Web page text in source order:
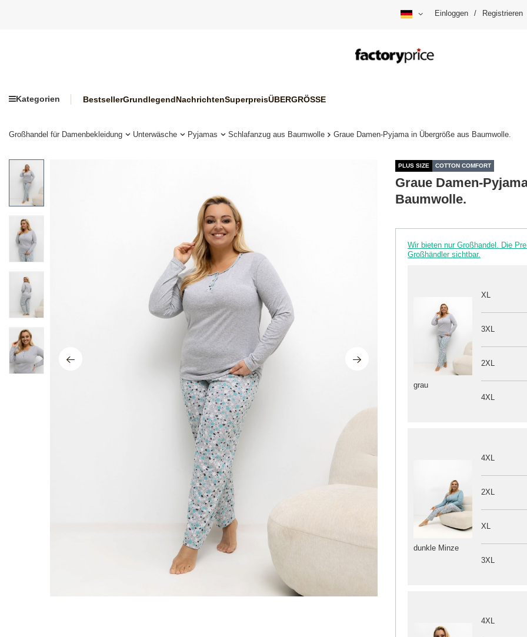
Einloggen / Registrieren
Kategorien BestsellerGrundlegendNachrichtenSuperpreisÜBERGRÖSSE
Großhandel für Damenbekleidung Unterwäsche Pyjamas Schlafanzug aus Baumwolle Graue Damen-Pyjama in Übergröße aus Baumwolle.
PLUS SIZE COTTON COMFORT
Graue Damen-
Baumwolle.
Wir bieten nur Großhandel. Die
Großhändler sichtbar.
grau
XL
3XL
2XL
4XL
dunkle Minze
4XL
2XL
XL
3XL
4XL